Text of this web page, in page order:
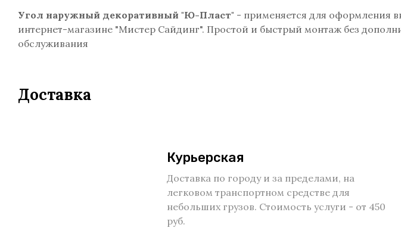
Угол наружный декоративный "Ю-Пласт" - применяется для оформления
интернет-магазине "Мистер Сайдинг". Простой и быстрый монтаж без
обслуживания
Доставка
Курьерская
Доставка по городу и за пределами, на
легковом транспортном средстве для
небольших грузов. Стоимость услуги - от 450
руб.